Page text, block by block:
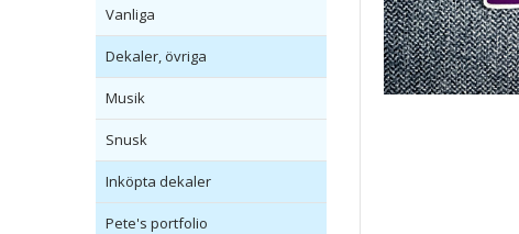
Vanliga
Dekaler, övriga
Musik
Snusk
Inköpta dekaler
Pete's portfolio